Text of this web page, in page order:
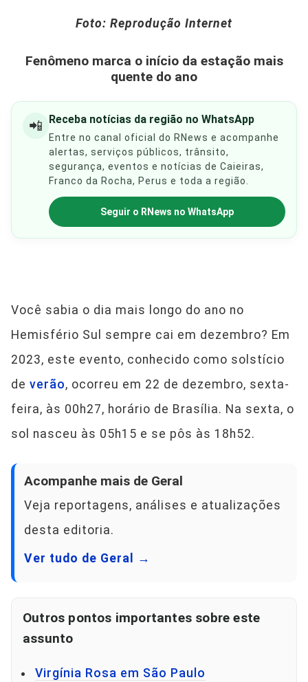
Foto: Reprodução Internet
Fenômeno marca o início da estação mais
quente do ano
📲 Receba notícias da região no WhatsApp
Entre no canal oficial do RNews e acompanhe
alertas, serviços públicos, trânsito,
segurança, eventos e notícias de Caieiras,
Franco da Rocha, Perus e toda a região.
Seguir o RNews no WhatsApp
Você sabia o dia mais longo do ano no
Hemisfério Sul sempre cai em dezembro? Em
2023, este evento, conhecido como solstício
de verão, ocorreu em 22 de dezembro, sexta-
feira, às 00h27, horário de Brasília. Na sexta, o
sol nasceu às 05h15 e se pôs às 18h52.
Acompanhe mais de Geral
Veja reportagens, análises e atualizações
desta editoria.
Ver tudo de Geral →
Outros pontos importantes sobre este
assunto
Virgínia Rosa em São Paulo